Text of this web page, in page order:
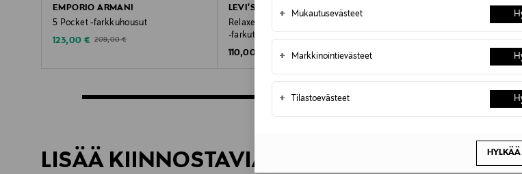
+ Mukautusevästeet
+ Markkinointievästeet
+ Tilastoevästeet
EMPORIO ARMANI
5 Pocket -farkkuhousut
Discounted Price
123,00 € Original Price
209,00 €
LEVI'S
Relaxed Straight Welcome To The Ro
-farkut
Original Price
110,00 €
Discounted Price
137,40 € Original Price
235,00 €
LISÄÄ KIINNOSTAVIA TUOTTEITA